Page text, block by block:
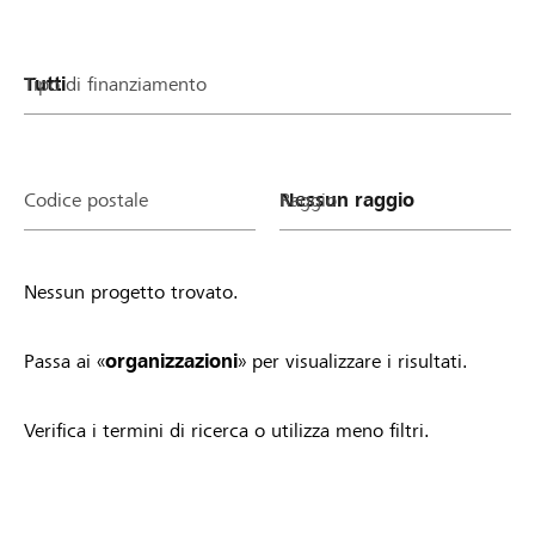
Tipo di finanziamento
Codice postale Raggio
Nessun progetto trovato.
Passa ai «organizzazioni» per visualizzare i risultati.
Verifica i termini di ricerca o utilizza meno filtri.